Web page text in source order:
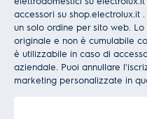
accessori su shop.electrolux.it
un solo ordine per sito web.
originale e non è cumulabile
è utilizzabile in caso di
aziendale. Puoi annullare
marketing personalizzate in